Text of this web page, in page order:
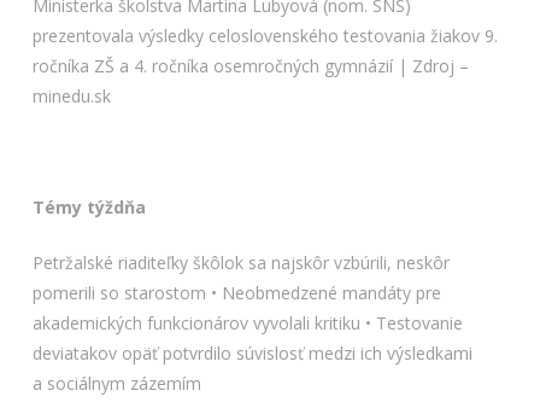
Ministerka školstva Martina Lubyová (nom. SNS)
prezentovala výsledky celoslovenského testovania žiakov 9.
ročníka ZŠ a 4. ročníka osemročných gymnázií | Zdroj –
minedu.sk
Témy týždňa
Petržalské riaditeľky škôlok sa najskôr vzbúrili, neskôr
pomerili so starostom • Neobmedzené mandáty pre
akademických funkcionárov vyvolali kritiku • Testovanie
deviatakov opäť potvrdilo súvislosť medzi ich výsledkami
a sociálnym zázemím